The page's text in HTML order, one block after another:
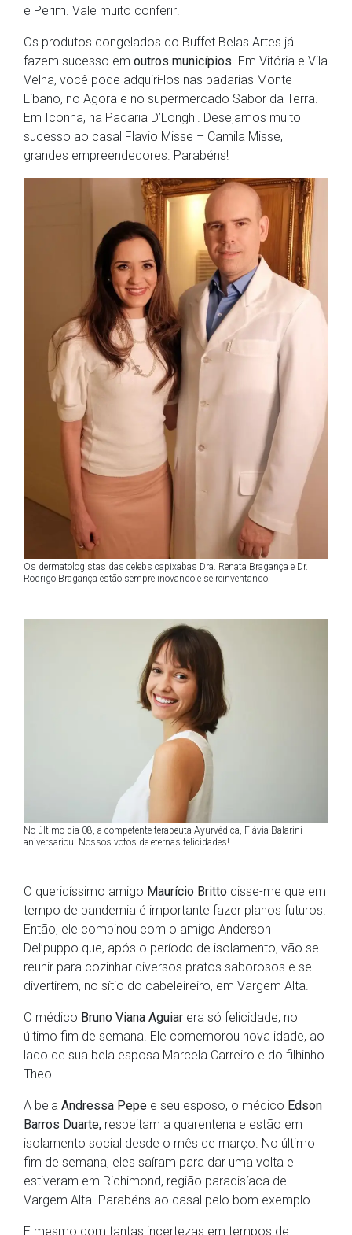
e Perim. Vale muito conferir!
Os produtos congelados do Buffet Belas Artes já
fazem sucesso em outros municípios . Em Vitória e Vila
Velha, você pode adquiri-los nas padarias Monte
Líbano, no Agora e no supermercado Sabor da Terra.
Em Iconha, na Padaria D’Longhi. Desejamos muito
sucesso ao casal Flavio Misse – Camila Misse,
grandes empreendedores. Parabéns!
Os dermatologistas das celebs capixabas Dra. Renata Bragança e Dr.
Rodrigo Bragança estão sempre inovando e se reinventando.
No último dia 08, a competente terapeuta Ayurvédica, Flávia Balarini
aniversariou. Nossos votos de eternas felicidades!
O queridíssimo amigo Maurício Britto disse-me que em
tempo de pandemia é importante fazer planos futuros.
Então, ele combinou com o amigo Anderson
Del’puppo que, após o período de isolamento, vão se
reunir para cozinhar diversos pratos saborosos e se
divertirem, no sítio do cabeleireiro, em Vargem Alta.
O médico Bruno Viana Aguiar era só felicidade, no
último fim de semana. Ele comemorou nova idade, ao
lado de sua bela esposa Marcela Carreiro e do filhinho
Theo.
A bela Andressa Pepe e seu esposo, o médico Edson
Barros Duarte, respeitam a quarentena e estão em
isolamento social desde o mês de março. No último
fim de semana, eles saíram para dar uma volta e
estiveram em Richimond, região paradisíaca de
Vargem Alta. Parabéns ao casal pelo bom exemplo.
E mesmo com tantas incertezas em tempos de